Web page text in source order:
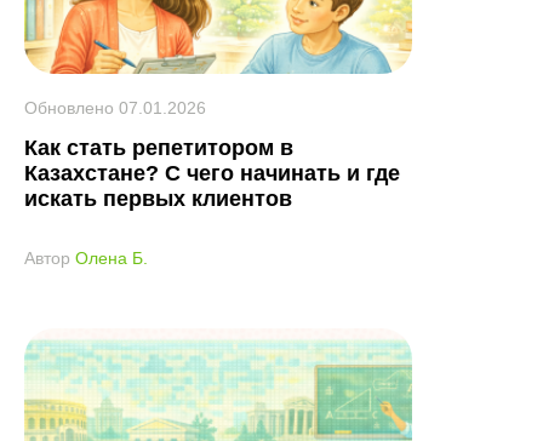
Обновлено 07.01.2026
Как стать репетитором в
Казахстане? С чего начинать и где
искать первых клиентов
Автор Олена Б.